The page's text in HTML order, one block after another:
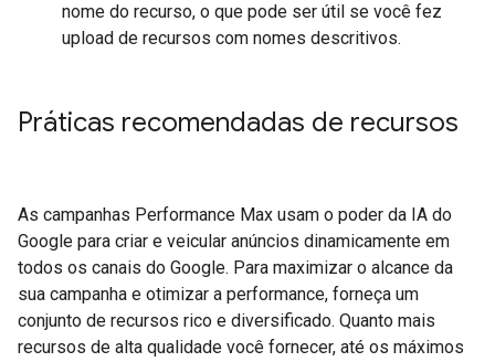
nome do recurso, o que pode ser útil se você fez
upload de recursos com nomes descritivos.
Práticas recomendadas de recursos
As campanhas Performance Max usam o poder da IA do
Google para criar e veicular anúncios dinamicamente em
todos os canais do Google. Para maximizar o alcance da
sua campanha e otimizar a performance, forneça um
conjunto de recursos rico e diversificado. Quanto mais
recursos de alta qualidade você fornecer, até os máximos